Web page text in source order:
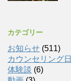
カテゴリー
お知らせ (511)
カウンセリング
体験談 (6)